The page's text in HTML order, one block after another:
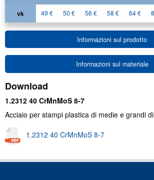
vk 49 € 50 € 56 € 58 € 64 €
Informazioni sul prodotto
Informazioni sul materiale
Download
1.2312 40 CrMnMoS 8-7
Acciaio per stampi plastica di medie e grandi
1.2312 40 CrMnMoS 8-7